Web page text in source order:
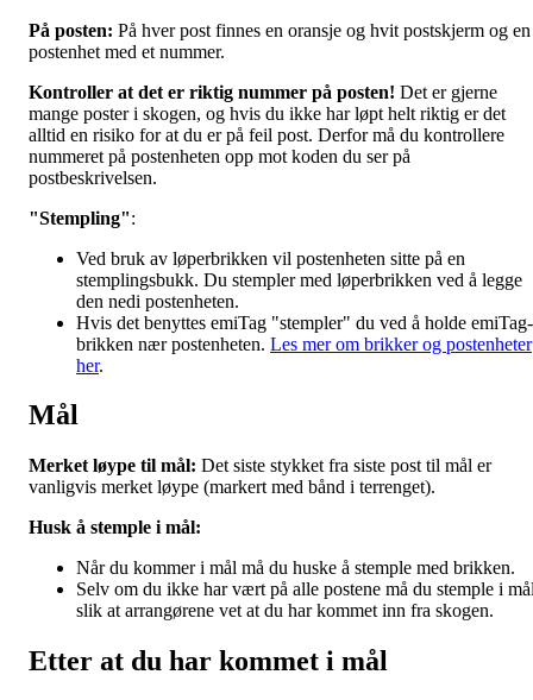
På posten: På hver post finnes en oransje og hvit postskjerm og en
postenhet med et nummer.
Kontroller at det er riktig nummer på posten! Det er gjerne
mange poster i skogen, og hvis du ikke har løpt helt riktig er det
alltid en risiko for at du er på feil post. Derfor må du kontrollere
nummeret på postenheten opp mot koden du ser på
postbeskrivelsen.
"Stempling":
Ved bruk av løperbrikken vil postenheten sitte på en
stemplingsbukk. Du stempler med løperbrikken ved å legge
den nedi postenheten.
Hvis det benyttes emiTag "stempler" du ved å holde emiTag-
brikken nær postenheten. Les mer om brikker og postenheter
her.
Mål
Merket løype til mål: Det siste stykket fra siste post til mål er
vanligvis merket løype (markert med bånd i terrenget).
Husk å stemple i mål:
Når du kommer i mål må du huske å stemple med brikken.
Selv om du ikke har vært på alle postene må du stemple i
slik at arrangørene vet at du har kommet inn fra skogen.
Etter at du har kommet i mål